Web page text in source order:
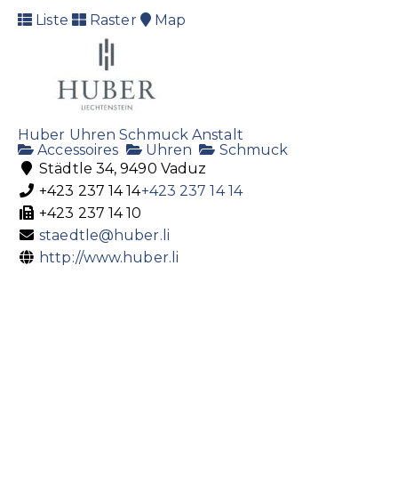
Liste
Raster Map
Huber Uhren Schmuck Anstalt
Accessoires
Uhren
Schmuck
Städtle 34, 9490 Vaduz
+423 237 14 14+423 237 14 14
+423 237 14 10
staedtle@huber.li
http://www.huber.li